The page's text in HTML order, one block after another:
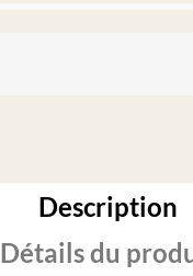
Description
Détails du